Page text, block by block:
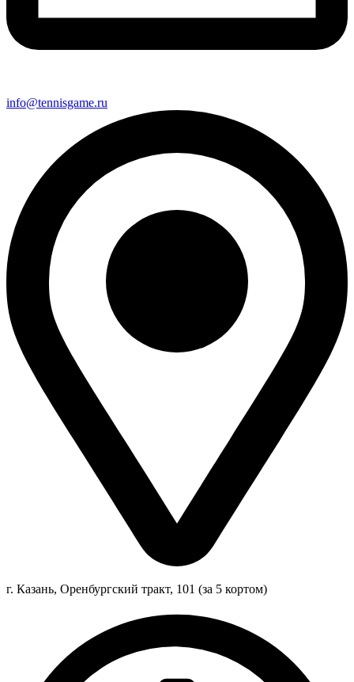
info@tennisgame.ru
г. Казань, Оренбургский тракт, 101 (за 5 кортом)